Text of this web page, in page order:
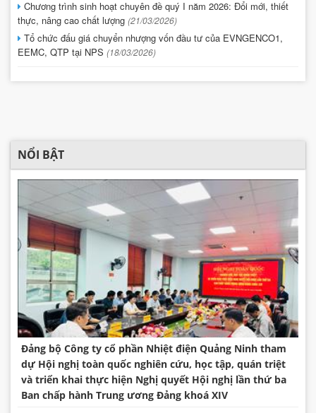
Chương trình sinh hoạt chuyên đề quý I năm 2026: Đổi mới, thiết
thực, nâng cao chất lượng (21/03/2026)
Tổ chức đấu giá chuyển nhượng vốn đầu tư của EVNGENCO1,
EEMC, QTP tại NPS (18/03/2026)
NỔI BẬT
Đảng bộ Công ty cổ phần Nhiệt điện Quảng Ninh tham
dự Hội nghị toàn quốc nghiên cứu, học tập, quán triệt
và triển khai thực hiện Nghị quyết Hội nghị lần thứ ba
Ban chấp hành Trung ương Đảng khoá XIV